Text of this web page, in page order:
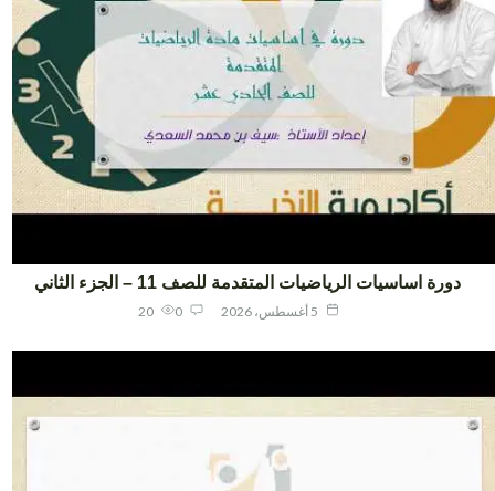
دورة اساسيات الرياضيات المتقدمة للصف 11 – الجزء الثاني
20